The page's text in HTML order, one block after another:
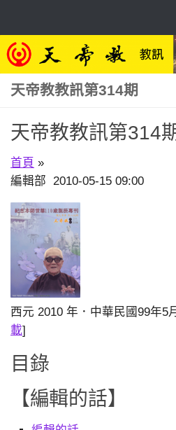
天帝教教訊第314期
天帝教教訊第314
首頁 »
編輯部 2010-05-15 09:00
西元 2010 年．中華民國99年5
載]
目錄
【編輯的話】